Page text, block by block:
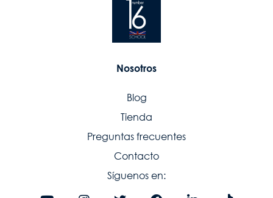
Nosotros
Blog
Tienda
Preguntas frecuentes
Contacto
Síguenos en: